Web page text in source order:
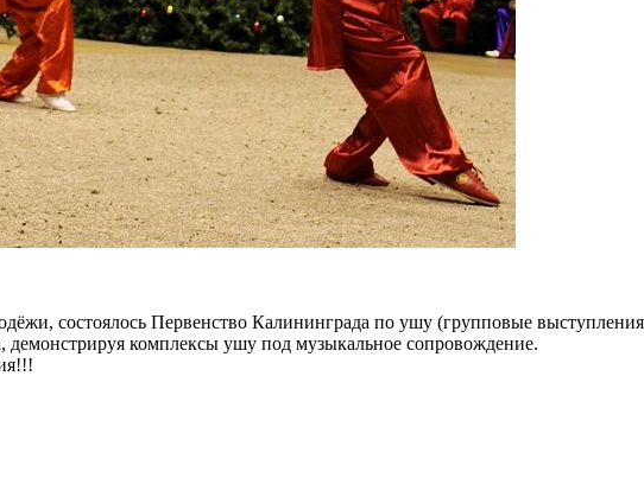
состоялось Первенство Калининграда по ушу (групповые
комплексы ушу под музыкальное сопровождение.